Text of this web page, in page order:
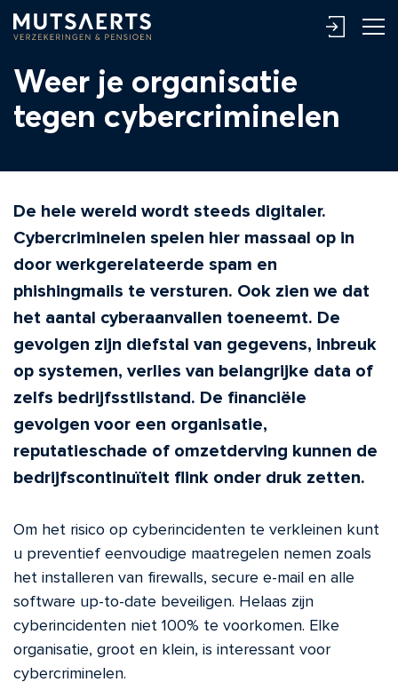
Weer je organisatie
tegen cybercriminelen
De hele wereld wordt steeds digitaler.
Cybercriminelen spelen hier massaal op in
door werkgerelateerde spam en
phishingmails te versturen. Ook zien we dat
het aantal cyberaanvallen toeneemt. De
gevolgen zijn diefstal van gegevens, inbreuk
op systemen, verlies van belangrijke data of
zelfs bedrijfsstilstand. De financiële
gevolgen voor een organisatie,
reputatieschade of omzetderving kunnen de
bedrijfscontinuïteit flink onder druk zetten.
Om het risico op cyberincidenten te verkleinen kunt
u preventief eenvoudige maatregelen nemen zoals
het installeren van firewalls, secure e-mail en alle
software up-to-date beveiligen. Helaas zijn
cyberincidenten niet 100% te voorkomen. Elke
organisatie, groot en klein, is interessant voor
cybercriminelen.